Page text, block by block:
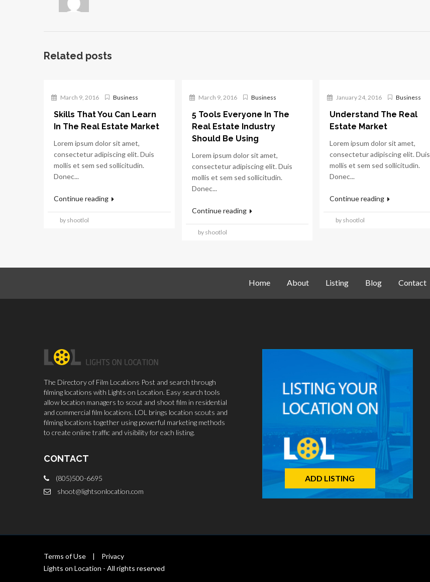
Related posts
March 9, 2016 Business
Skills That You Can Learn
In The Real Estate Market
Lorem ipsum dolor sit amet,
consectetur adipiscing elit. Duis
mollis et sem sed sollicitudin.
Donec...
Continue reading
by shootlol
March 9, 2016 Business
5 Tools Everyone In The
Real Estate Industry
Should Be Using
Lorem ipsum dolor sit amet,
consectetur adipiscing elit. Duis
mollis et sem sed sollicitudin.
Donec...
Continue reading
by shootlol
January 24, 2016 Business
Understand The Real
Estate Market
Lorem ipsum dolor sit amet,
consectetur adipiscing elit. Duis
mollis et sem sed sollicitudin.
Donec...
Continue reading
by shootlol
Home About Listing Blog Contact
The Directory of Film Locations Post and search through
filming locations with Lights on Location. Easy search tools
allow location managers to scout and shoot film in residential
and commercial film locations. LOL brings location scouts and
filming locations together using powerful marketing methods
to create online traffic and visibility for each listing.
CONTACT
(805)500-6695
shoot@lightsonlocation.com
ADD LISTING
Terms of Use |
Privacy
Lights on Location - All rights reserved